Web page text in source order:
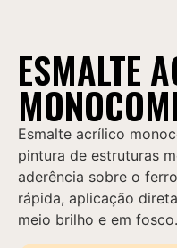
ESMALTE
Esmalte acrílico
pintura de estruturas
aderência sobre o
rápida, aplicação
meio brilho e em fosco.